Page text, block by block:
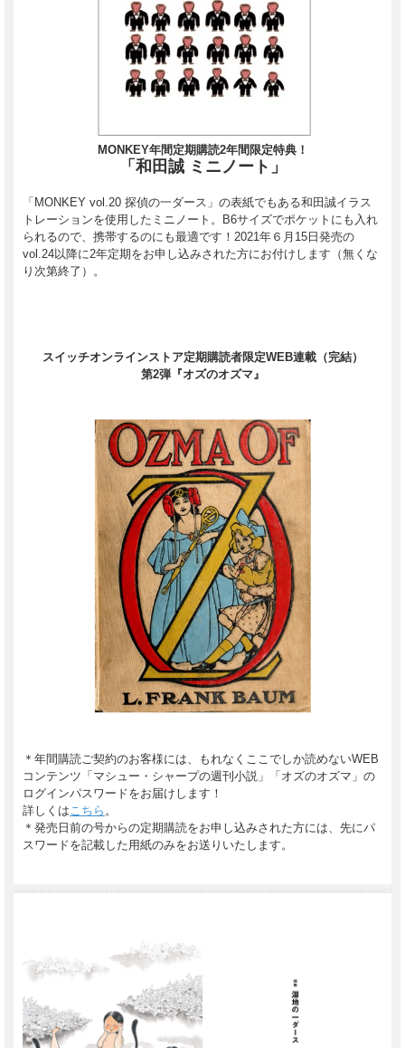
MONKEY年間定期購読2年間限定特典！
「和田誠 ミニノート」
「MONKEY vol.20 探偵の一ダース」の表紙でもある和田誠イラス
トレーションを使用したミニノート。B6サイズでポケットにも入れ
られるので、携帯するのにも最適です！2021年６月15日発売の
vol.24以降に2年定期をお申し込みされた方にお付けします（無くな
り次第終了）。
スイッチオンラインストア定期購読者限定WEB連載（完結）
第2弾『オズのオズマ』
＊年間購読ご契約のお客様には、もれなくここでしか読めないWEB
コンテンツ「マシュー・シャープの週刊小説」「オズのオズマ」の
ログインパスワードをお届けします！
詳しくは こちら 。
＊発売日前の号からの定期購読をお申し込みされた方には、先にパ
スワードを記載した用紙のみをお送りいたします。